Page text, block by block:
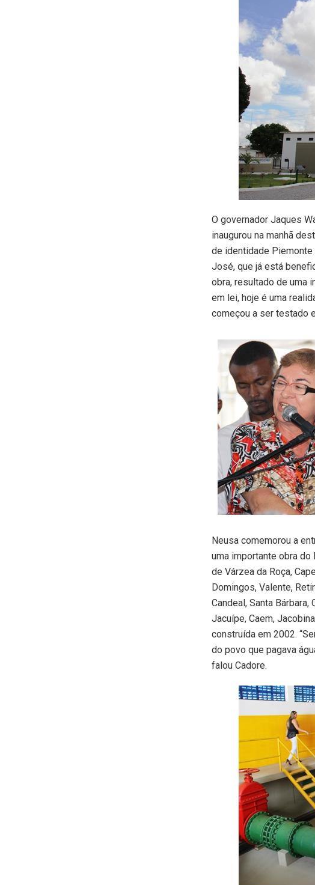
O governador Jaques
inaugurou na manhã
de identidade Piemonte
José, que já está
obra, resultado de uma
em lei, hoje é uma
começou a ser testado
Neusa comemorou a
uma importante obra do
de Várzea da Roça,
Domingos, Valente,
Candeal, Santa
Jacuípe, Caem,
construída em 2002.
do povo que pagava
falou Cadore.